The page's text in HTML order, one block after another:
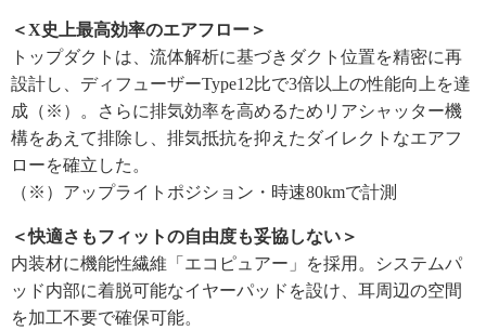
＜X史上最高効率のエアフロー＞
トップダクトは、流体解析に基づきダクト位置を精密に再
設計し、ディフューザーType12比で3倍以上の性能向上を達
成（※）。さらに排気効率を高めるためリアシャッター機
構をあえて排除し、排気抵抗を抑えたダイレクトなエアフ
ローを確立した。
（※）アップライトポジション・時速80kmで計測
＜快適さもフィットの自由度も妥協しない＞
内装材に機能性繊維「エコピュアー」を採用。システムパ
ッド内部に着脱可能なイヤーパッドを設け、耳周辺の空間
を加工不要で確保可能。